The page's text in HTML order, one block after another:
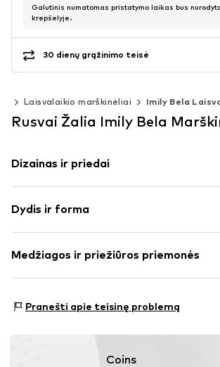
Galutinis numatomas pristatymo laikas bus
krepšelyje.
30 dienų grąžinimo teisė
Laisvalaikio marškinėliai Imily Bela
Rusvai Žalia Imily Bela
Dizainas ir priedai
plonas trikotažas
Apskrita kaklo iškirptė
Drapiruotas / rauktas
To paties tono atspalvių siūlės
Dydis ir forma
Ilgis: Normalaus ilgio
Pritaikomumas: Laisva forma
Dydžių lentelė
Medžiagos ir priežiūros priemonės
Elastanas
Pranešti apie teisinę problemą
Coins